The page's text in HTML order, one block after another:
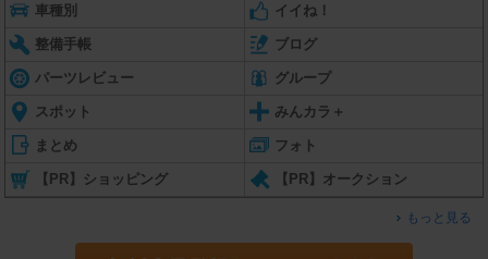
車種別 イイね！
整備手帳 ブログ
パーツレビュー グループ
スポット みんカラ＋
まとめ フォト
【PR】ショッピング 【PR】オークション
もっと見る